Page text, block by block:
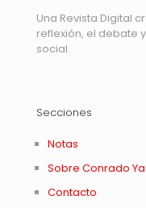
Una Revista Digital
reflexión, el debate
social.
Secciones
Notas
Sobre Conrado
Contacto